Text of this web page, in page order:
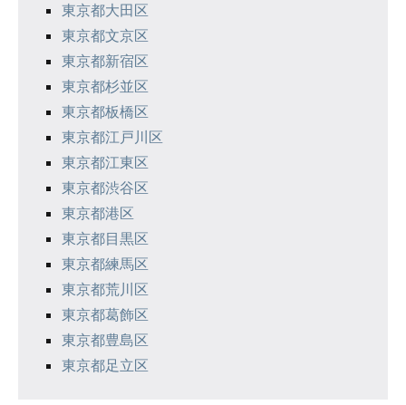
東京都大田区
東京都文京区
東京都新宿区
東京都杉並区
東京都板橋区
東京都江戸川区
東京都江東区
東京都渋谷区
東京都港区
東京都目黒区
東京都練馬区
東京都荒川区
東京都葛飾区
東京都豊島区
東京都足立区